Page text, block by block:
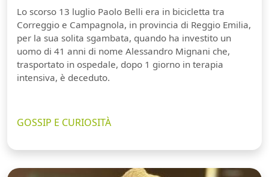
Lo scorso 13 luglio Paolo Belli era in bicicletta tra
Correggio e Campagnola, in provincia di Reggio Emilia,
per la sua solita sgambata, quando ha investito un
uomo di 41 anni di nome Alessandro Mignani che,
trasportato in ospedale, dopo 1 giorno in terapia
intensiva, è deceduto.
GOSSIP E CURIOSITÀ